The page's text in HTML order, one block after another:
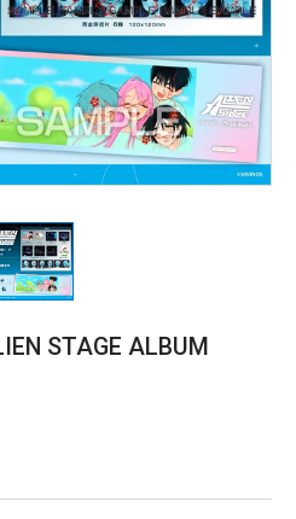
STAGE ALBUM